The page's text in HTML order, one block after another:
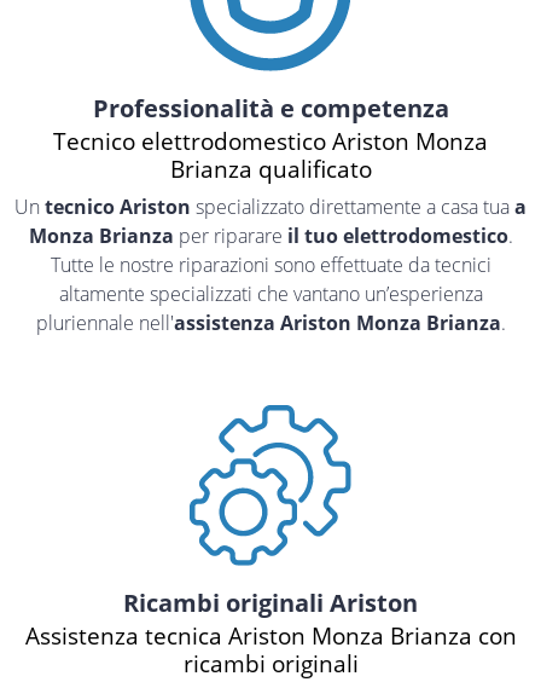
Professionalità e competenza
Tecnico elettrodomestico Ariston Monza
Brianza qualificato
Un tecnico Ariston specializzato direttamente a casa tuaa
Monza Brianza per riparare il tuo elettrodomestico.
Tutte le nostre riparazioni sono effettuate da tecnici
altamente specializzati che vantano un’esperienza
pluriennale nell'assistenza Ariston Monza Brianza.
Ricambi originali Ariston
Assistenza tecnica Ariston Monza Brianza con
ricambi originali